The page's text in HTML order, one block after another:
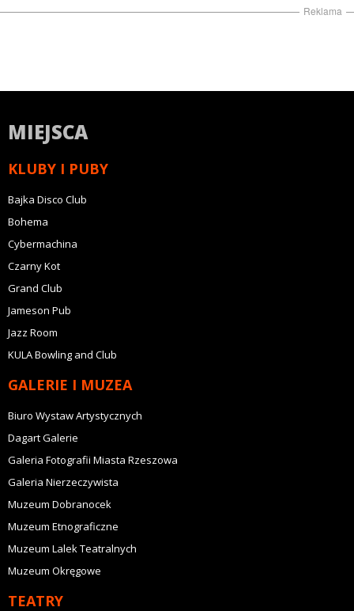
Reklama
MIEJSCA
KLUBY I PUBY
Bajka Disco Club
Bohema
Cybermachina
Czarny Kot
Grand Club
Jameson Pub
Jazz Room
KULA Bowling and Club
GALERIE I MUZEA
Biuro Wystaw Artystycznych
Dagart Galerie
Galeria Fotografii Miasta Rzeszowa
Galeria Nierzeczywista
Muzeum Dobranocek
Muzeum Etnograficzne
Muzeum Lalek Teatralnych
Muzeum Okręgowe
TEATRY